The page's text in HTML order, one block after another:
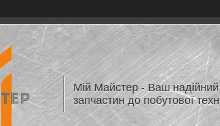
Мій Майстер - Ваш надійний
запчастин до побутової